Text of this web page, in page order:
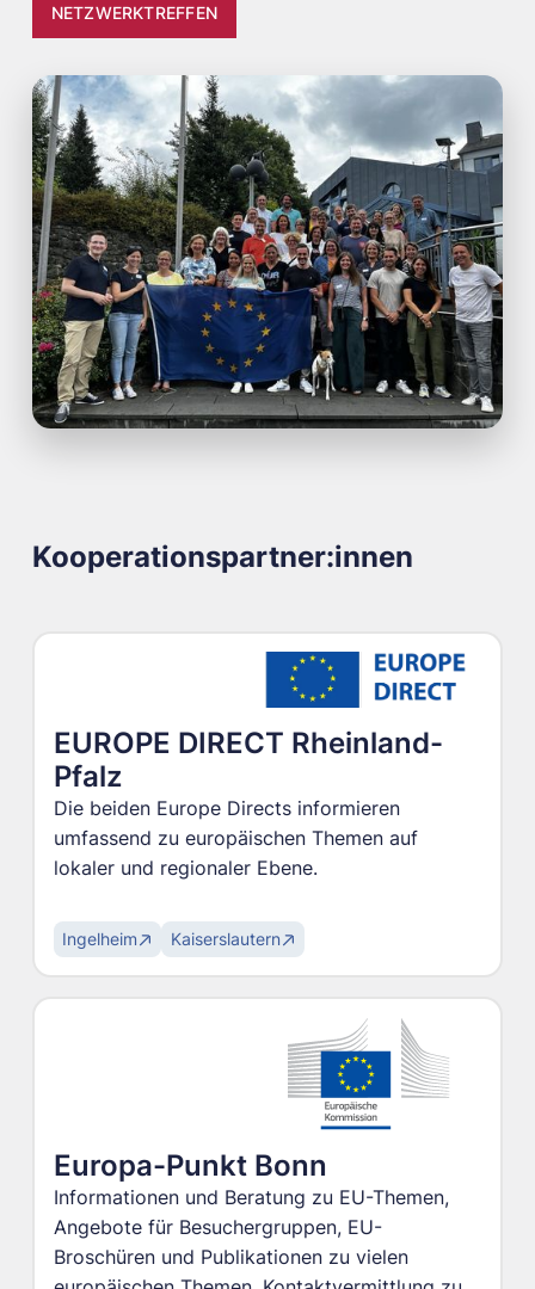
NETZWERKTREFFEN
Kooperationspartner:innen
EUROPE DIRECT Rheinland-
Pfalz
Die beiden Europe Directs informieren
umfassend zu europäischen Themen auf
lokaler und regionaler Ebene.
Ingelheim Kaiserslautern
Europa-Punkt Bonn
Informationen und Beratung zu EU-Themen,
Angebote für Besuchergruppen, EU-
Broschüren und Publikationen zu vielen